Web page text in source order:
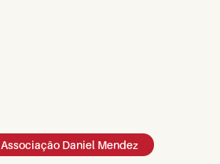
Associação Daniel Mendez